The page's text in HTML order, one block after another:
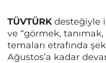
TÜVTÜRK desteğiyle
ve “görmek,
temaları etrafında
Ağustos’a kadar